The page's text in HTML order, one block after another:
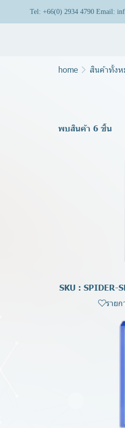
Tel: +66(0) 2934 4790 Email:
home สินค้าทั้ง
พบสินค้า 6 ชิ้น
SKU : SPIDER-
รายก